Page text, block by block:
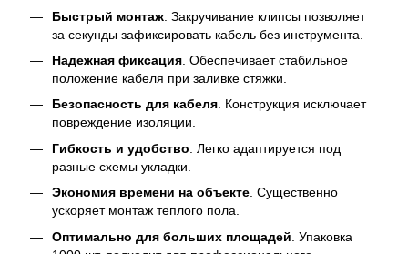
Быстрый монтаж . Закручивание клипсы позволяет
за секунды зафиксировать кабель без инструмента.
Надежная фиксация . Обеспечивает стабильное
положение кабеля при заливке стяжки.
Безопасность для кабеля. Конструкция исключает
повреждение изоляции.
Гибкость и удобство . Легко адаптируется под
разные схемы укладки.
Экономия времени на объекте. Существенно
ускоряет монтаж теплого пола.
Оптимально для больших площадей . Упаковка